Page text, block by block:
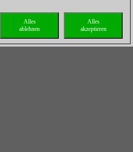
Alles
akzeptieren
Alles
ablehnen